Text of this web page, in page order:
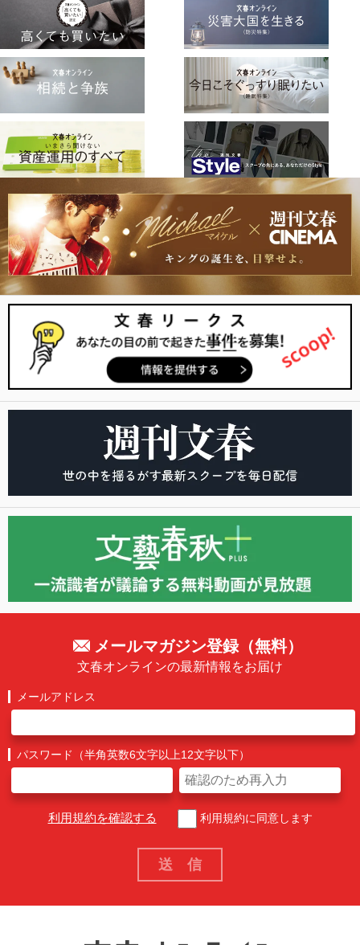
メールマガジン登録（無料）
文春オンラインの最新情報をお届け
メールアドレス
パスワード（半角英数6文字以上12文字以下）
利用規約を確認する 利用規約に同意します